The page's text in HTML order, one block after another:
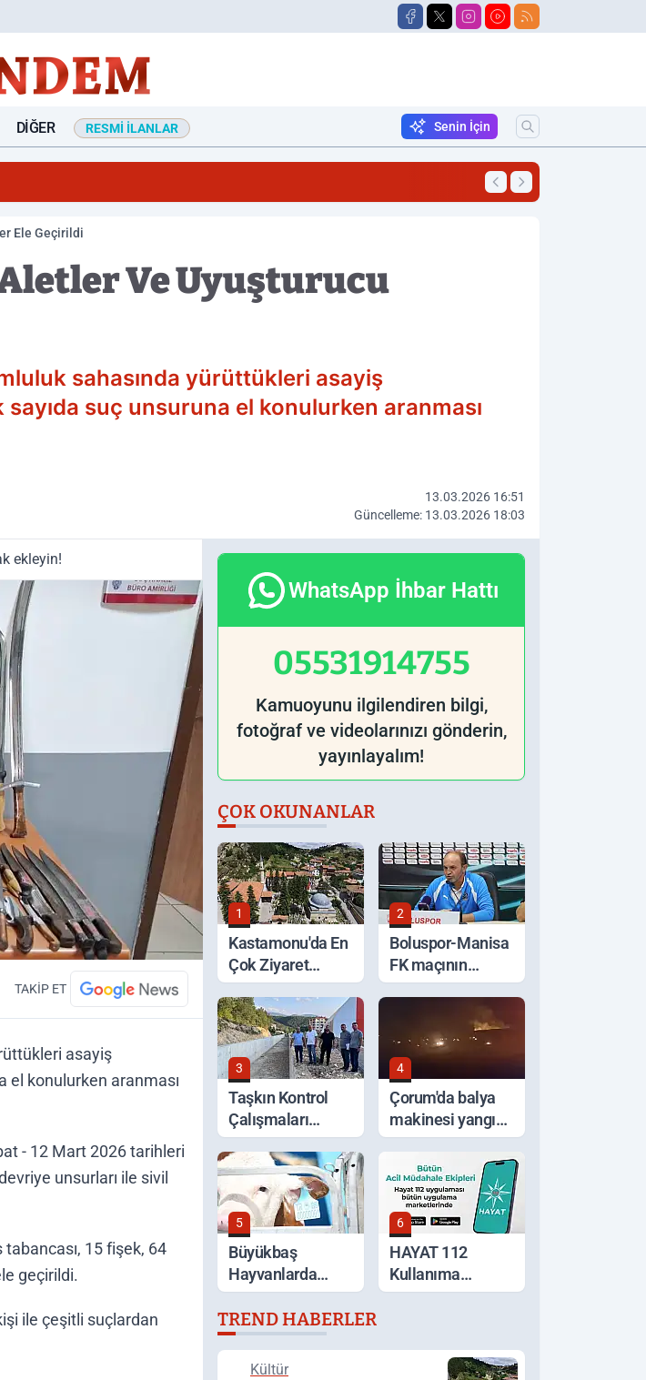
DIĞER RESMI İLANLAR Senin İçin
18:21 Alevlere Teslim
Ele Geçirildi
Ve Uyuşturucu
sahasında yürüttükleri asayiş
suç unsuruna el konulurken aranması
13.03.2026 16:51
Güncelleme: 13.03.2026 18:03
ekleyin!
TAKİP ET
asayiş
el konulurken aranması
- 12 Mart 2026 tarihleri
unsurları ile sivil
15 fişek, 64
geçirildi.
ile çeşitli suçlardan
WhatsApp İhbar Hattı
05531914755
Kamuoyunu ilgilendiren bilgi,
fotoğraf ve videolarınızı gönderin,
yayınlayalım!
ÇOK OKUNANLAR
1
Kastamonu'da En
Çok Ziyaret
Edilen Türbeler
Hangileri?
2
Boluspor-Manisa
FK maçının
ardından
3
Taşkın Kontrol
Çalışmaları
Yerinde İncelendi
4
Çorum'da balya
makinesi yangına
sebep oldu: 500
dönüm anız küle
döndü
5
Büyükbaş
Hayvanlarda
Dijital Takip
Dönemi Başlıyor
6
HAYAT 112
Kullanıma
Sunuldu
TREND HABERLER
Kültür